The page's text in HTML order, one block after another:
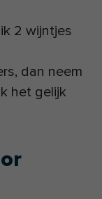
2 wijntjes
dan neem
het gelijk